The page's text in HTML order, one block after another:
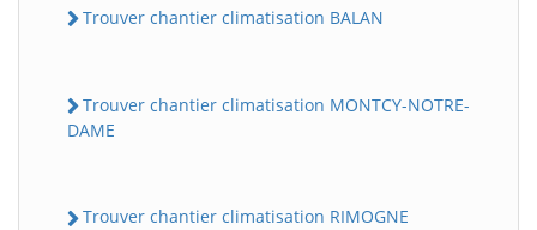
Trouver chantier climatisation BALAN
Trouver chantier climatisation MONTCY-NOTRE-
DAME
Trouver chantier climatisation RIMOGNE